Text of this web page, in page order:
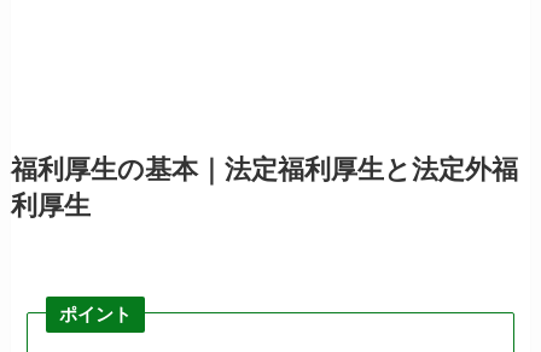
福利厚生の基本｜法定福利厚生と法定外福
利厚生
ポイント